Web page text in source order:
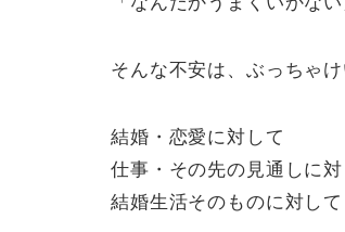
そんな不安は、ぶっちゃ
結婚・恋愛に対して
仕事・その先の見通しに対
結婚生活そのものに対して